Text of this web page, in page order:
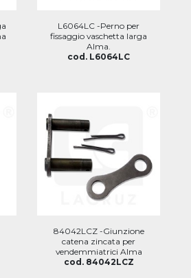
L6064LC -Perno per
fissaggio vaschetta larga
Alma.
cod. L6064LC
84042LCZ -Giunzione
catena zincata per
vendemmiatrici Alma
cod. 84042LCZ